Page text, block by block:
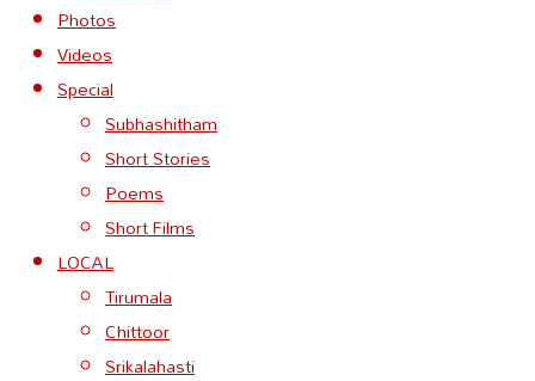
Photos
Videos
Special
Subhashitham
Short Stories
Poems
Short Films
LOCAL
Tirumala
Chittoor
Srikalahasti